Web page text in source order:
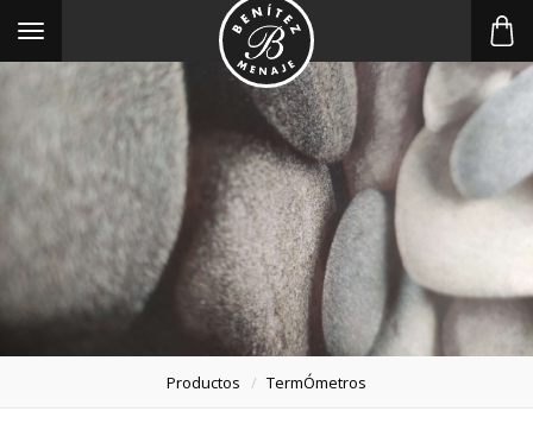
Toggle
navigation
Productos TermÓmetros